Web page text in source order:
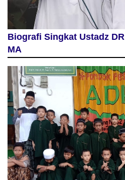
Biografi Singkat Ustadz
MA